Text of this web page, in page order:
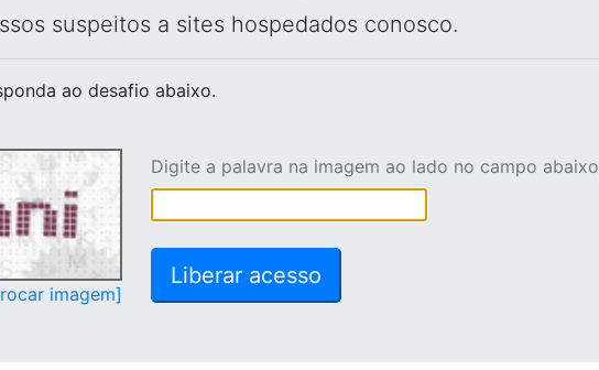
suspeitos a sites hospedados conosco.
ao desafio abaixo.
imagem]
Digite a palavra na imagem ao lado no campo abaixo